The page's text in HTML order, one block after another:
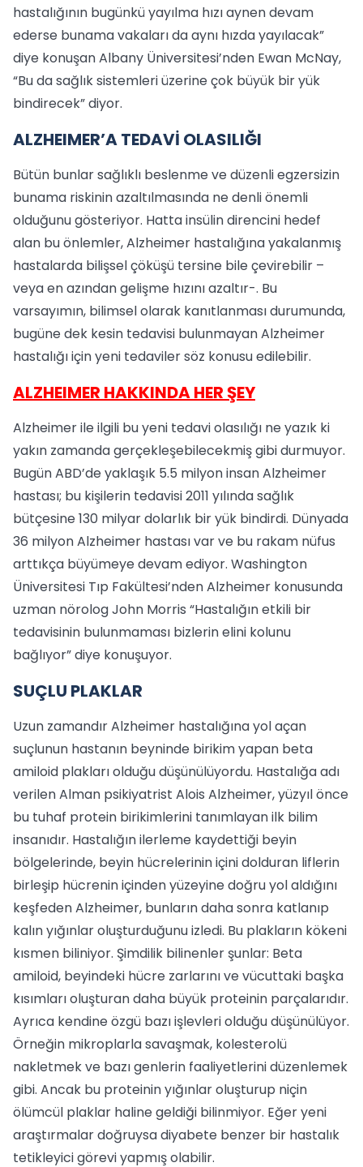
hastalığının bugünkü yayılma hızı aynen devam
ederse bunama vakaları da aynı hızda yayılacak”
diye konuşan Albany Üniversitesi’nden Ewan McNay,
“Bu da sağlık sistemleri üzerine çok büyük bir yük
bindirecek” diyor.
ALZHEIMER’A TEDAVİ OLASILIĞI
Bütün bunlar sağlıklı beslenme ve düzenli egzersizin
bunama riskinin azaltılmasında ne denli önemli
olduğunu gösteriyor. Hatta insülin direncini hedef
alan bu önlemler, Alzheimer hastalığına yakalanmış
hastalarda bilişsel çöküşü tersine bile çevirebilir –
veya en azından gelişme hızını azaltır-. Bu
varsayımın, bilimsel olarak kanıtlanması durumunda,
bugüne dek kesin tedavisi bulunmayan Alzheimer
hastalığı için yeni tedaviler söz konusu edilebilir.
ALZHEIMER HAKKINDA HER ŞEY
Alzheimer ile ilgili bu yeni tedavi olasılığı ne yazık ki
yakın zamanda gerçekleşebilecekmiş gibi durmuyor.
Bugün ABD’de yaklaşık 5.5 milyon insan Alzheimer
hastası; bu kişilerin tedavisi 2011 yılında sağlık
bütçesine 130 milyar dolarlık bir yük bindirdi. Dünyada
36 milyon Alzheimer hastası var ve bu rakam nüfus
arttıkça büyümeye devam ediyor. Washington
Üniversitesi Tıp Fakültesi’nden Alzheimer konusunda
uzman nörolog John Morris “Hastalığın etkili bir
tedavisinin bulunmaması bizlerin elini kolunu
bağlıyor” diye konuşuyor.
SUÇLU PLAKLAR
Uzun zamandır Alzheimer hastalığına yol açan
suçlunun hastanın beyninde birikim yapan beta
amiloid plakları olduğu düşünülüyordu. Hastalığa adı
verilen Alman psikiyatrist Alois Alzheimer, yüzyıl önce
bu tuhaf protein birikimlerini tanımlayan ilk bilim
insanıdır. Hastalığın ilerleme kaydettiği beyin
bölgelerinde, beyin hücrelerinin içini dolduran liflerin
birleşip hücrenin içinden yüzeyine doğru yol aldığını
keşfeden Alzheimer, bunların daha sonra katlanıp
kalın yığınlar oluşturduğunu izledi. Bu plakların kökeni
kısmen biliniyor. Şimdilik bilinenler şunlar: Beta
amiloid, beyindeki hücre zarlarını ve vücuttaki başka
kısımları oluşturan daha büyük proteinin parçalarıdır.
Ayrıca kendine özgü bazı işlevleri olduğu düşünülüyor.
Örneğin mikroplarla savaşmak, kolesterolü
nakletmek ve bazı genlerin faaliyetlerini düzenlemek
gibi. Ancak bu proteinin yığınlar oluşturup niçin
ölümcül plaklar haline geldiği bilinmiyor. Eğer yeni
araştırmalar doğruysa diyabete benzer bir hastalık
tetikleyici görevi yapmış olabilir.